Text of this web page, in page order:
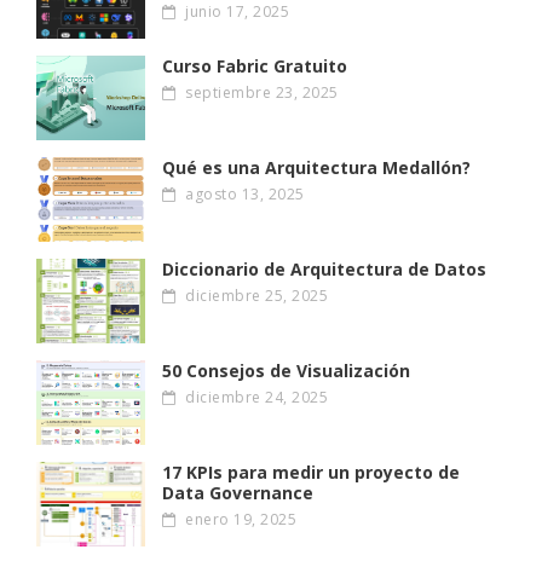
junio 17, 2025
Curso Fabric Gratuito
septiembre 23, 2025
Qué es una Arquitectura Medallón?
agosto 13, 2025
Diccionario de Arquitectura de Datos
diciembre 25, 2025
50 Consejos de Visualización
diciembre 24, 2025
17 KPIs para medir un proyecto de
Data Governance
enero 19, 2025